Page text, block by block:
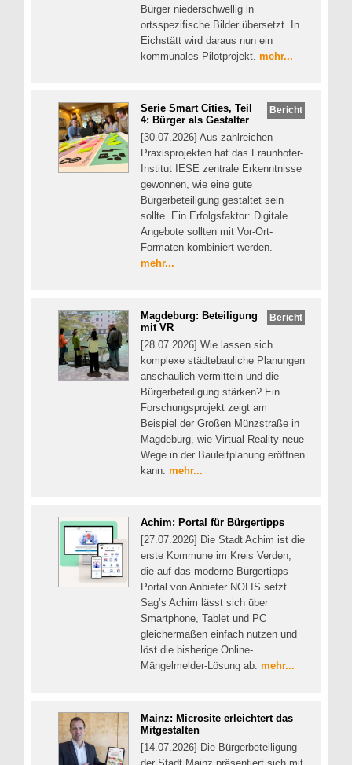
Bürger niederschwellig in
ortsspezifische Bilder übersetzt. In
Eichstätt wird daraus nun ein
kommunales Pilotprojekt. mehr...
Bericht
Serie Smart Cities, Teil
4: Bürger als Gestalter
[30.07.2026] Aus zahlreichen
Praxisprojekten hat das Fraunhofer-
Institut IESE zentrale Erkenntnisse
gewonnen, wie eine gute
Bürgerbeteiligung gestaltet sein
sollte. Ein Erfolgsfaktor: Digitale
Angebote sollten mit Vor-Ort-
Formaten kombiniert werden.
mehr...
Bericht
Magdeburg: Beteiligung
mit VR
[28.07.2026] Wie lassen sich
komplexe städtebauliche Planungen
anschaulich vermitteln und die
Bürgerbeteiligung stärken? Ein
Forschungsprojekt zeigt am
Beispiel der Großen Münzstraße in
Magdeburg, wie Virtual Reality neue
Wege in der Bauleitplanung eröffnen
kann. mehr...
Achim: Portal für Bürgertipps
[27.07.2026] Die Stadt Achim ist die
erste Kommune im Kreis Verden,
die auf das moderne Bürgertipps-
Portal von Anbieter NOLIS setzt.
Sag’s Achim lässt sich über
Smartphone, Tablet und PC
gleichermaßen einfach nutzen und
löst die bisherige Online-
Mängelmelder-Lösung ab. mehr...
Mainz: Microsite erleichtert das
Mitgestalten
[14.07.2026] Die Bürgerbeteiligung